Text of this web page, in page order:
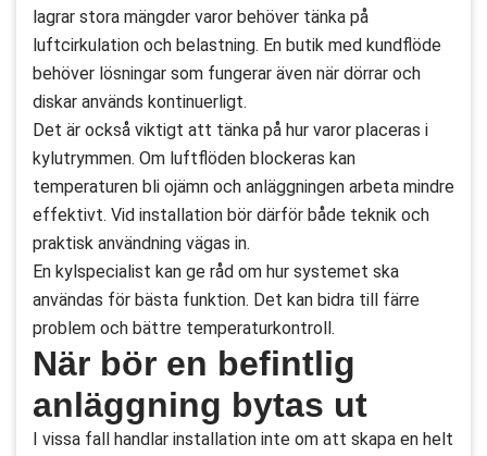
lagrar stora mängder varor behöver tänka på
luftcirkulation och belastning. En butik med kundflöde
behöver lösningar som fungerar även när dörrar och
diskar används kontinuerligt.
Det är också viktigt att tänka på hur varor placeras i
kylutrymmen. Om luftflöden blockeras kan
temperaturen bli ojämn och anläggningen arbeta mindre
effektivt. Vid installation bör därför både teknik och
praktisk användning vägas in.
En kylspecialist kan ge råd om hur systemet ska
användas för bästa funktion. Det kan bidra till färre
problem och bättre temperaturkontroll.
När bör en befintlig
anläggning bytas ut
I vissa fall handlar installation inte om att skapa en helt